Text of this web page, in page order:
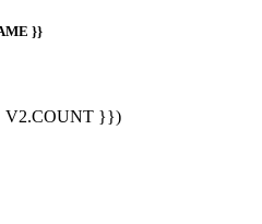
}}
}})